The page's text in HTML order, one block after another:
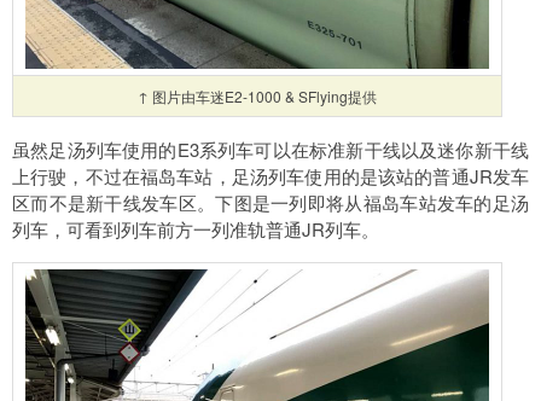
↑ 图片由车迷E2-1000 & SFlying提供
虽然足汤列车使用的E3系列车可以在标准新干线以及迷你新干线
上行驶，不过在福岛车站，足汤列车使用的是该站的普通JR发车
区而不是新干线发车区。下图是一列即将从福岛车站发车的足汤
列车，可看到列车前方一列准轨普通JR列车。